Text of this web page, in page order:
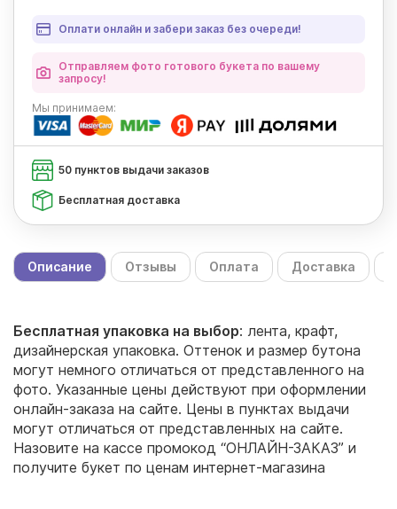
Оплати онлайн и забери заказ без очереди!
Отправляем фото готового букета по вашему
запросу!
Мы принимаем:
50 пунктов выдачи заказов
Бесплатная доставка
Описание Отзывы Оплата Доставка
Бесплатная упаковка на выбор: лента, крафт,
дизайнерская упаковка. Оттенок и размер бутона
могут немного отличаться от представленного на
фото. Указанные цены действуют при оформлении
онлайн-заказа на сайте. Цены в пунктах выдачи
могут отличаться от представленных на сайте.
Назовите на кассе промокод “ОНЛАЙН-ЗАКАЗ” и
получите букет по ценам интернет-магазина